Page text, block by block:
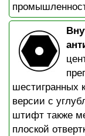
шестигранных
версии с
штифт также
плоской